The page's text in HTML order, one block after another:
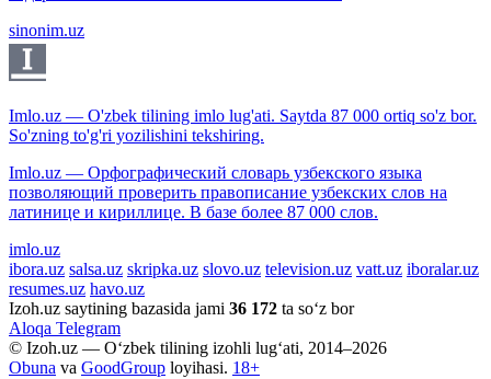
sinonim.uz
Imlo.uz — O'zbek tilining imlo lug'ati. Saytda 87 000 ortiq so'z bor.
So'zning to'g'ri yozilishini tekshiring.
Imlo.uz — Орфографический словарь узбекского языка
позволяющий проверить правописание узбекских слов на
латинице и кириллице. В базе более 87 000 слов.
imlo.uz
ibora.uz salsa.uz skripka.uz slovo.uz television.uz vatt.uz iboralar.uz
resumes.uz havo.uz
Izoh.uz saytining bazasida jami 36 172 ta so‘z bor
Aloqa Telegram
© Izoh.uz — O‘zbek tilining izohli lug‘ati, 2014–2026
Obuna va GoodGroup loyihasi. 18+